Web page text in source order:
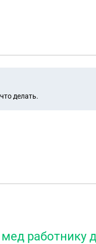
делать.
работнику